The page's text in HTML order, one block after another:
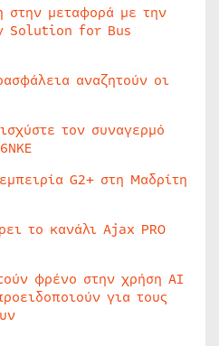
μεταφορά με την
Solution for Bus
αναζητούν οι
τον συναγερμό
G2+ στη Μαδρίτη
το κανάλι Ajax PRO
φρένο στην χρήση AI
για τους